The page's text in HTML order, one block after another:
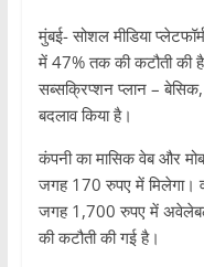
मुंबई- सोशल मीडिया
में 47% तक की कटौती की
सब्सक्रिप्शन प्लान – बेसिक,
बदलाव किया है।
कंपनी का मासिक वेब और
जगह 170 रुपए में मिलेगा।
जगह 1,700 रुपए में अवेलेबल
की कटौती की गई है।